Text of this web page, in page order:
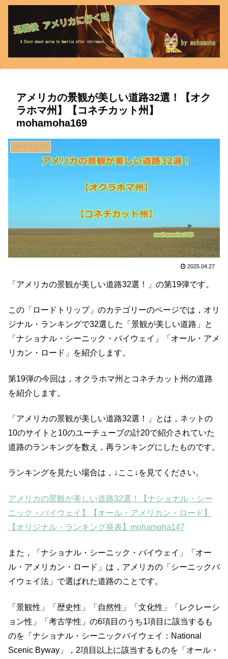
アメリカの景観が美しい道路32選！【オク
ラホマ州】【コネチカット州】
mohamoha169
ロードトリップ
2025.04.27
「アメリカの景観が美しい道路32選！」の第19弾です。
この「ロードトリップ」のカテゴリーのページでは，オリ
ジナル・ランキングで32選した「景観が美しい道路」と
「ナショナル・シーニック・バイウェイ」「オール・アメ
リカン・ロード」を紹介します。
第19弾の今回は，オクラホマ州とコネチカット州の道路
を紹介します。
「アメリカの景観が美しい道路32選！」とは，ネットの
10のサイトと10のユーチューブの計20で紹介されていた
道路のランキングを数え，再ランキングにしたものです。
ランキングを見たい場合は，↓ここ↓を見てください。
アメリカの景観が美しい道路32選！【ナショナル・シー
ニック・バイウェイ】【オール・アメリカン・ロード】
【オリジナル・ランキング発表】mohamoha147
また，「ナショナル・シーニック・バイウェイ」「オー
ル・アメリカン・ロード」は，アメリカの「シーニックバ
イウェイ法」で選ばれた道路のことです。
「景観性」「歴史性」「自然性」「文化性」「レクレーシ
ョン性」「考古学性」の6項目のうち1項目に該当するも
のを「ナショナル・シーニックバイウェイ：National
Scenic Byway」，2項目以上に該当するものを「オール・